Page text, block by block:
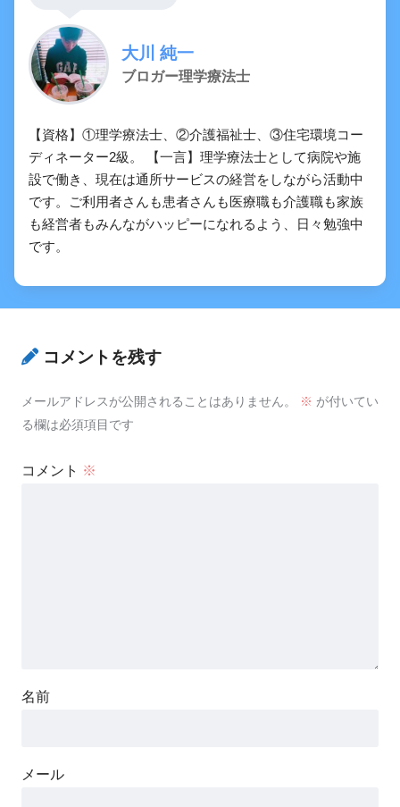
大川 純一
ブロガー理学療法士
【資格】①理学療法士、②介護福祉士、③住宅環境コー
ディネーター2級。 【一言】理学療法士として病院や施
設で働き、現在は通所サービスの経営をしながら活動中
です。ご利用者さんも患者さんも医療職も介護職も家族
も経営者もみんながハッピーになれるよう、日々勉強中
です。
コメントを残す
メールアドレスが公開されることはありません。 ※ が付いてい
る欄は必須項目です
コメント ※
名前
メール